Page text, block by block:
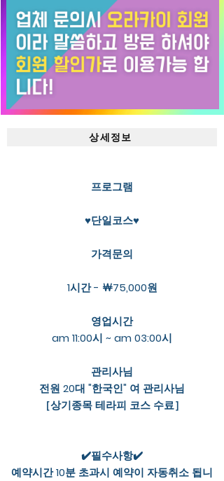
상세정보
프로그램
♥단일코스♥
가격문의
1시간 - ￦75,000원
영업시간
am 11:00시 ~ am 03:00시
관리사님
전원 20대 "한국인" 여 관리사님
［상기종목 테라피 코스 수료］
✔️필수사항✔️
예약시간 10분 초과시 예약이 자동취소 됩니